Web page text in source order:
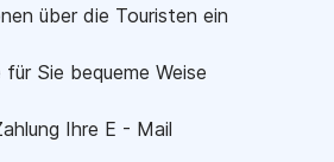
über die Touristen ein
Sie bequeme Weise
Ihre E - Mail